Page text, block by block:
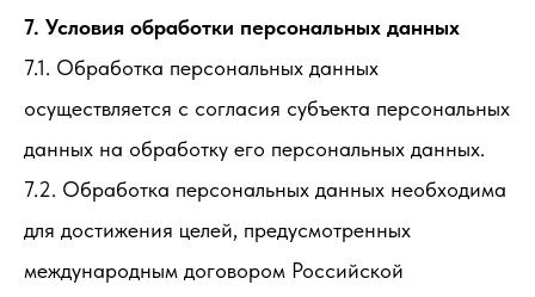
7. Условия обработки персональных данных
7.1. Обработка персональных данных
осуществляется с согласия субъекта персональных
данных на обработку его персональных данных.
7.2. Обработка персональных данных необходима
для достижения целей, предусмотренных
международным договором Российской